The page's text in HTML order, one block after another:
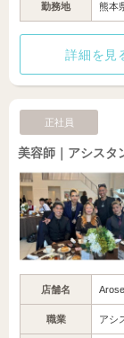
勤務地 熊本
詳細を見
正社員
美容師｜アシスタ
店舗名
職業 アシ